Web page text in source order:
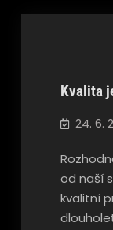
Kvalita
24. 6.
od naší
kvalitní